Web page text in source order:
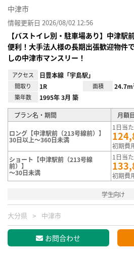
中津市
情報更新日 2026/08/02 12:56
【バストイレ別・駐車場あり】中津駅
便利！大手法人様の長期出張歓迎物件
しの中津市マンスリー！
アクセス 日豊本線「宇島駅」
間取り 1R 面積
築年数 1995年 3月 築
プラン名・期間 月額
ロング【中津駅前（213号線前）】
30日以上～360日未満
1日当
初期費
ショート【中津駅前（213号線
前）】
～30日未満
1日当
初期費
学生向け
大分県 中津市
お問合わせ